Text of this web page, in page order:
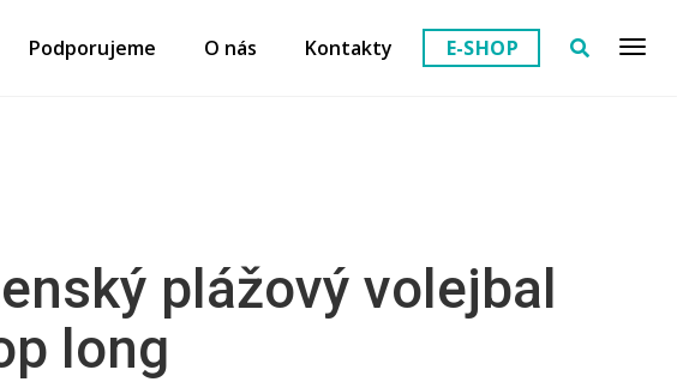
Podporujeme O nás Kontakty E-SHOP
plážový volejbal
long